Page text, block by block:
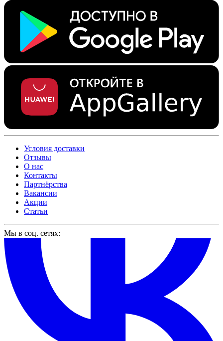
Условия доставки
Отзывы
О нас
Контакты
Партнёрства
Вакансии
Акции
Статьи
Мы в соц. сетях: